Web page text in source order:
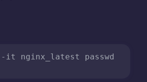
-it nginx_latest passwd